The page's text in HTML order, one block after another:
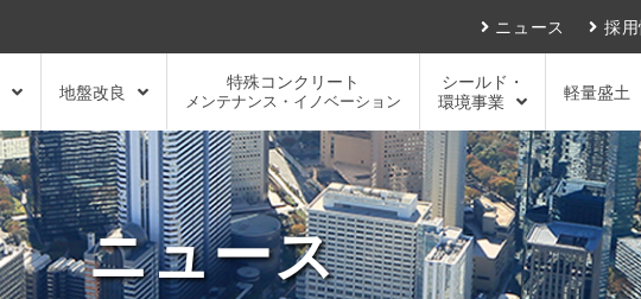
ニュース 採
地盤改良
特殊コンクリート
メンテナンス・イノベーション
シールド・
環境事業
軽量盛土
ニュース